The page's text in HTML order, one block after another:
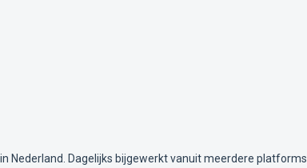
Nederland. Dagelijks bijgewerkt vanuit meerdere platforms.